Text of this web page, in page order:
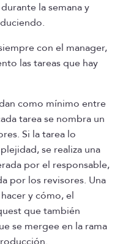
la semana y
con el manager,
las tareas que hay
como mínimo entre
tarea se nombra un
Si la tarea lo
se realiza una
por el responsable,
por los revisores. Una
y cómo, el
que también
se mergee en la rama